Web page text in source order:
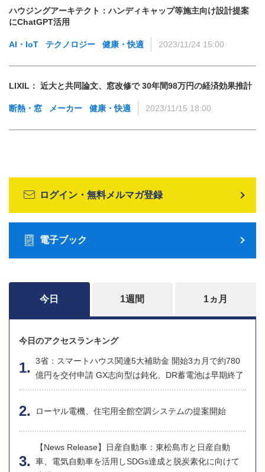
ハウジングアーキテクト：ハンディキャップ等施主向け設計提案
にChatGPT活用
AI・IoT テクノロジー 健康・快適 2023/11/24 15:00
LIXIL： 近大と共同論文、窓改修で 30年間98万円の経済効果推計
断熱・窓 メーカー 健康・快適 2023/11/15 18:00
ログイン・無料メルマガ登録
電子ブック
今日 1週間 1ヵ月
今日のアクセスランキング
3省：スマートハウス関連5大補助金 開始3カ月で約780
億円を交付申請 GX志向型は鈍化、DR蓄電池は早期終了
ローヤル電機、住宅用全館空調システムの提案開始
【News Release】日産自動車：東松島市と日産自動
車、電気自動車を活用しSDGs達成と脱炭素化に向けて